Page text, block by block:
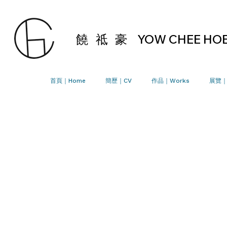
饒 祗 豪 YOW CHEE
首頁｜Home 簡歷｜CV 作品｜Works 展覽